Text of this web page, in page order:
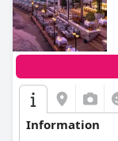
Information